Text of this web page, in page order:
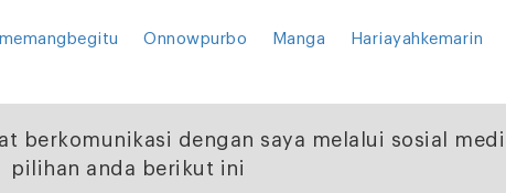
Onnowpurbo Manga Hariayahkemarin
berkomunikasi dengan saya melalui sosial
pilihan anda berikut ini